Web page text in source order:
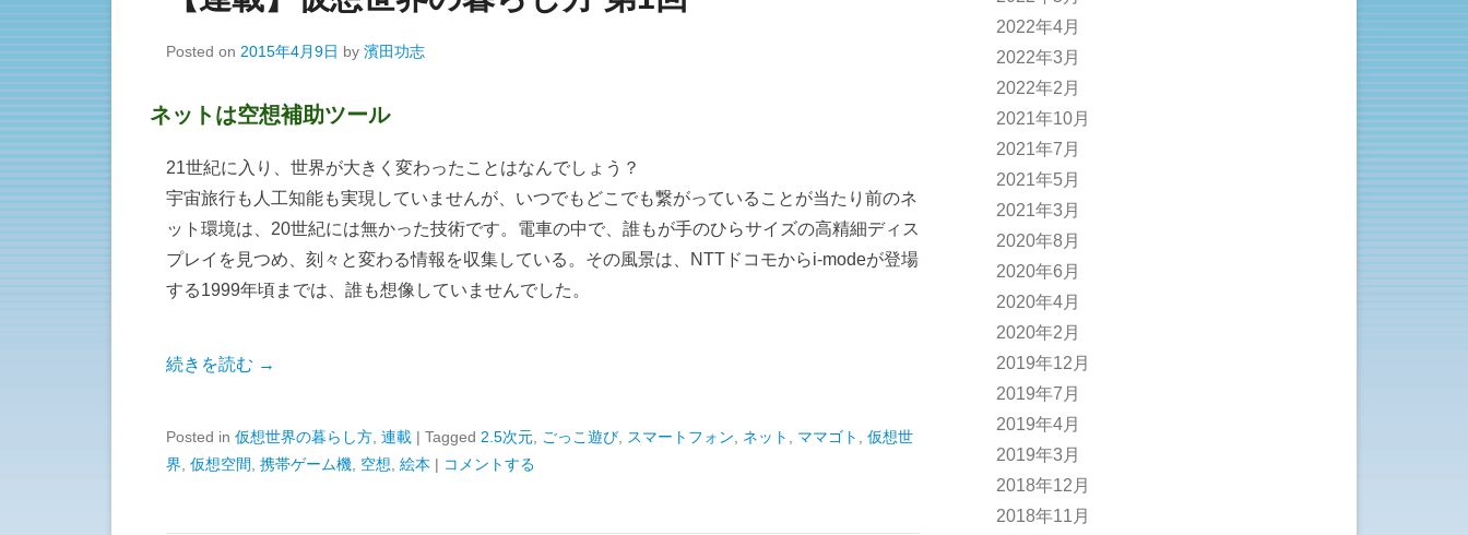
Posted on 2015年4月9日 by 濱田功志
ネットは空想補助ツール
21世紀に入り、世界が大きく変わったことはなんでしょう？
宇宙旅行も人工知能も実現していませんが、いつでもどこでも繋がっていることが当たり前のネ
ット環境は、20世紀には無かった技術です。電車の中で、誰もが手のひらサイズの高精細ディス
プレイを見つめ、刻々と変わる情報を収集している。その風景は、NTTドコモからi-modeが登場
する1999年頃までは、誰も想像していませんでした。
続きを読む →
Posted in 仮想世界の暮らし方 連載 | Tagged 2.5次元 ごっこ遊び スマートフォン ネット ママゴト
仮想世
界 仮想空間 携帯ゲーム機 空想 絵本 | コメントする
2022年4月
2022年3月
2022年2月
2021年10月
2021年7月
2021年5月
2021年3月
2020年8月
2020年6月
2020年4月
2020年2月
2019年12月
2019年7月
2019年4月
2019年3月
2018年12月
2018年11月